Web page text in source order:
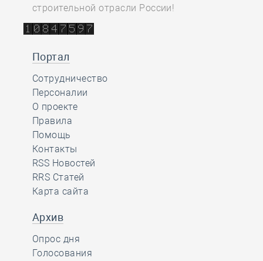
строительной отрасли России!
Портал
Сотрудничество
Персоналии
О проекте
Правила
Помощь
Контакты
RSS Новостей
RRS Статей
Карта сайта
Архив
Опрос дня
Голосования